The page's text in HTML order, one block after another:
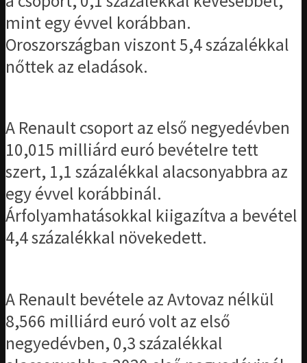
mint egy évvel korábban.
Oroszországban viszont 5,4 százalékkal
nőttek az eladások.
A Renault csoport az első negyedévben
10,015 milliárd euró bevételre tett
szert, 1,1 százalékkal alacsonyabbra az
egy évvel korábbinál.
Árfolyamhatásokkal kiigazítva a bevétel
4,4 százalékkal növekedett.
A Renault bevétele az Avtovaz nélkül
8,566 milliárd euró volt az első
negyedévben, 0,3 százalékkal